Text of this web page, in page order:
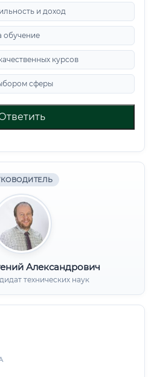
и доход
обучение
курсов
сферы
Александрович
технических наук